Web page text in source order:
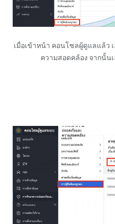
เมื่อเข้าหน้า คอนโซลผู้ดูแลแล้ว
ความสอดคล้อง จากนั้น